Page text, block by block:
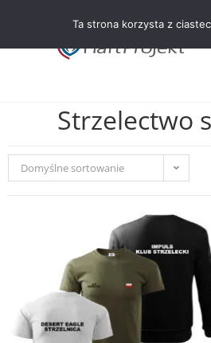
Strzelectwo
Domyślne sortowanie
Ta strona korzysta z